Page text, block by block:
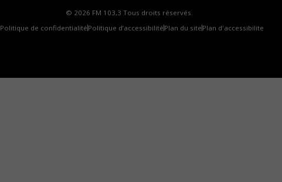
© 2026 FM 103,3 Tous droits réservés.
Politique de confidentialité Politique d’accessibilité Plan du site Plan d'accessibilite